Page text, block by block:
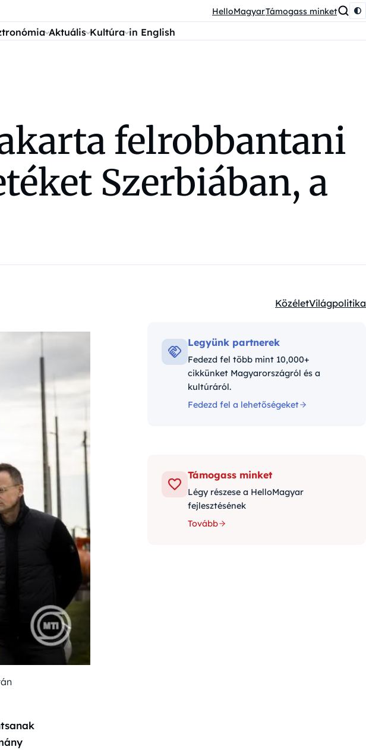
HelloMagyarTámogass minket
Aktuális Kultúra in English
felrobbantani
Szerbiában, a
Kategóriák:
KözéletVilágpolitika
Legyünk partnerek
Fedezd fel több mint 10,000+
cikkünket Magyarországról és a
kultúráról.
Fedezd fel a lehetőségeket
Támogass minket
Légy részese a HelloMagyar
fejlesztésének
Tovább